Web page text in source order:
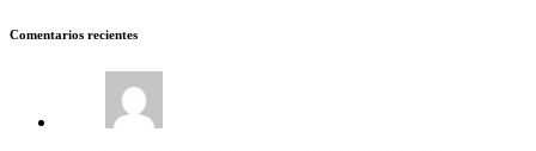
Comentarios recientes